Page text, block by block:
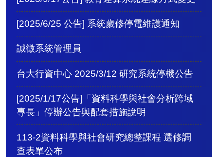
[2025/6/25 公告] 系統歲修停電維護通知
誠徵系統管理員
台大行資中心 2025/3/12 研究系統停機公告
[2025/1/17公告]「資料科學與社會分析跨域
專長」停辦公告與配套措施說明
113-2資料科學與社會研究總整課程 選修調
查表單公布